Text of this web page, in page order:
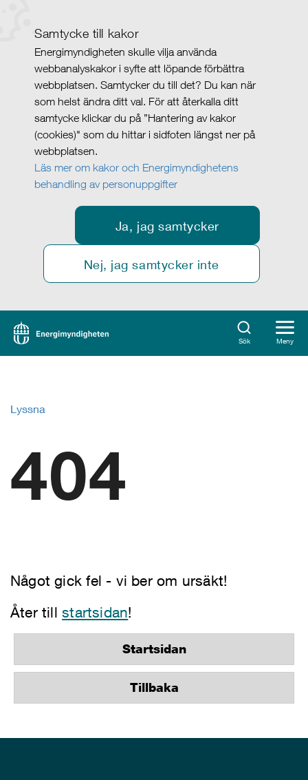
Samtycke till kakor
Energimyndigheten skulle vilja använda
webbanalyskakor i syfte att löpande förbättra
webbplatsen. Samtycker du till det? Du kan när
som helst ändra ditt val. För att återkalla ditt
samtycke klickar du på ”Hantering av kakor
(cookies)" som du hittar i sidfoten längst ner på
webbplatsen.
Läs mer om kakor och Energimyndighetens
behandling av personuppgifter
Ja, jag samtycker
Nej, jag samtycker inte
Sök Meny
Lyssna
404
Något gick fel - vi ber om ursäkt!
Åter tillstartsidan!
Startsidan
Tillbaka